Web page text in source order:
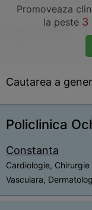
Promoveaza
la peste 3
Cautarea a
Policlinica
Constanta
Cardiologie,
Vasculara,